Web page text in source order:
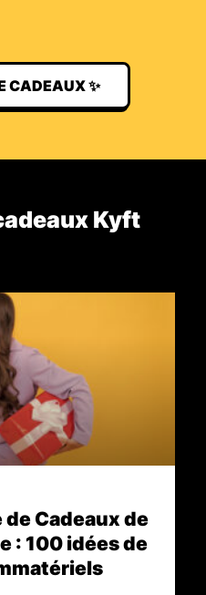
CADEAUX ✨
Kyft​
Cadeaux de
: 100 idées de